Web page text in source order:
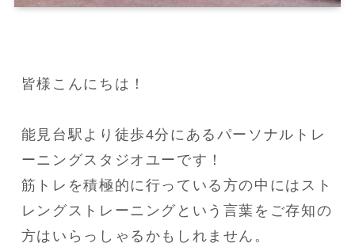
皆様こんにちは！
能見台駅より徒歩4分にあるパーソナルトレ
ーニングスタジオユーです！
筋トレを積極的に行っている方の中にはスト
レングストレーニングという言葉をご存知の
方はいらっしゃるかもしれません。